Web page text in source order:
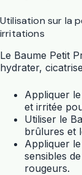
Utilisation sur la
irritations
Le Baume Petit
hydrater,
Appliquer
et irritée
Utiliser le
brûlures et
Appliquer
sensibles
rougeurs.